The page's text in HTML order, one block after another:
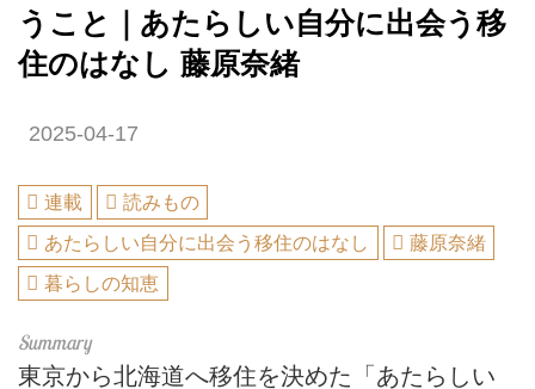
うこと｜あたらしい自分に出会う移
住のはなし 藤原奈緒
2025-04-17
連載
読みもの
あたらしい自分に出会う移住のはなし
藤原奈緒
暮らしの知恵
東京から北海道へ移住を決めた「あたらしい